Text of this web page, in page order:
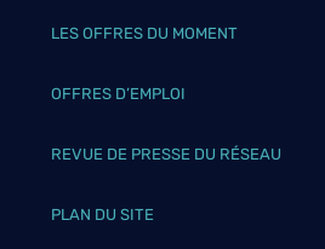
LES OFFRES DU MOMENT
OFFRES D’EMPLOI
REVUE DE PRESSE DU RÉSEAU
PLAN DU SITE